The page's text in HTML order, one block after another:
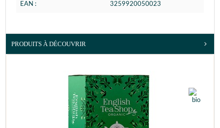
EAN : 3259920050023
PRODUITS À DÉCOUVRIR